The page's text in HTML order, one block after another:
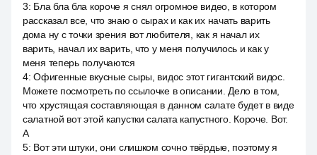
3: Бла бла бла короче я снял огромное видео, в котором
рассказал все, что знаю о сырах и как их начать варить
дома ну с точки зрения вот любителя, как я начал их
варить, начал их варить, что у меня получилось и как у
меня теперь получаются
4:Офигенные вкусные сыры, видос этот гигантский видос.
Можете посмотреть по ссылочке в описании. Дело в том,
что хрустящая составляющая в данном салате будет в виде
салатной вот этой капустки салата капустного. Короче. Вот.
А
5: Вот эти штуки, они слишком сочно твёрдые, поэтому я